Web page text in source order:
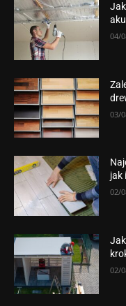
04/
03/
jak
02/
02/